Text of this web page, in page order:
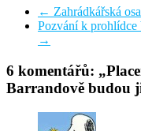
← Zahrádkářská
Pozvání k prohlídce
→
6 komentářů: „
Barrandově budou